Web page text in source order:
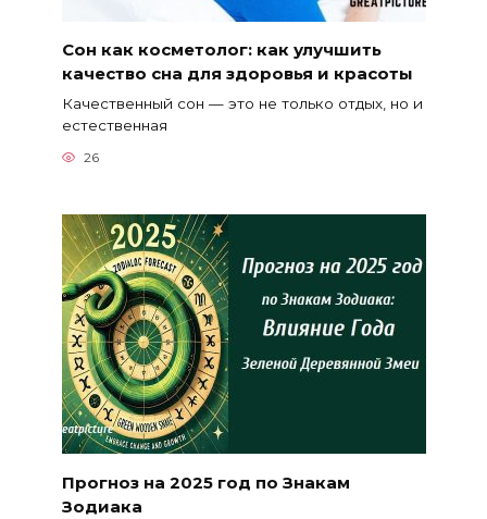
Сон как косметолог: как улучшить
качество сна для здоровья и красоты
Качественный сон — это не только отдых, но и
естественная
26
Прогноз на 2025 год по Знакам
Зодиака